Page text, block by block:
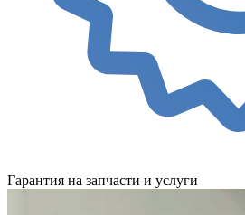
Гарантия на запчасти и услуги